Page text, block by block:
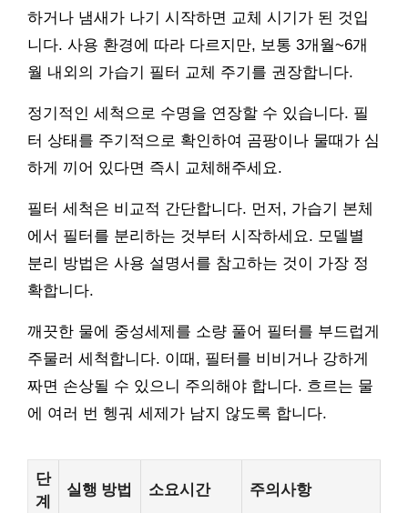
하거나 냄새가 나기 시작하면 교체 시기가 된 것입
니다. 사용 환경에 따라 다르지만, 보통 3개월~6개
월 내외의 가습기 필터 교체 주기를 권장합니다.
정기적인 세척으로 수명을 연장할 수 있습니다. 필
터 상태를 주기적으로 확인하여 곰팡이나 물때가 심
하게 끼어 있다면 즉시 교체해주세요.
필터 세척은 비교적 간단합니다. 먼저, 가습기 본체
에서 필터를 분리하는 것부터 시작하세요. 모델별
분리 방법은 사용 설명서를 참고하는 것이 가장 정
확합니다.
깨끗한 물에 중성세제를 소량 풀어 필터를 부드럽게
주물러 세척합니다. 이때, 필터를 비비거나 강하게
짜면 손상될 수 있으니 주의해야 합니다. 흐르는 물
에 여러 번 헹궈 세제가 남지 않도록 합니다.
단
계
실행 방법 소요시간 주의사항